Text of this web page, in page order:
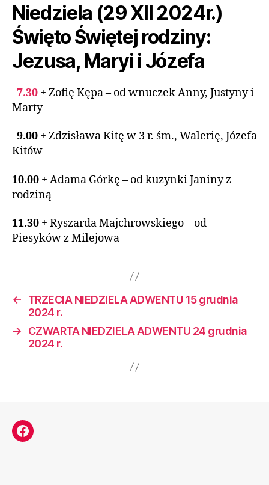
Niedziela (29 XII 2024r.)
Święto Świętej rodziny:
Jezusa, Maryi i Józefa
7.30 + Zofię Kępa – od wnuczek Anny, Justyny i
Marty
9.00 + Zdzisława Kitę w 3 r. śm., Walerię, Józefa
Kitów
10.00 + Adama Górkę – od kuzynki Janiny z
rodziną
11.30 + Ryszarda Majchrowskiego – od
Piesyków z Milejowa
←
TRZECIA NIEDZIELA ADWENTU 15 grudnia
2024 r.
→
CZWARTA NIEDZIELA ADWENTU 24 grudnia
2024 r.
Facebook